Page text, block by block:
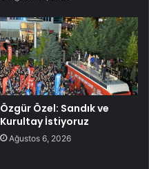
Özgür Özel: Sandık ve
Kurultay İstiyoruz
Ağustos 6, 2026